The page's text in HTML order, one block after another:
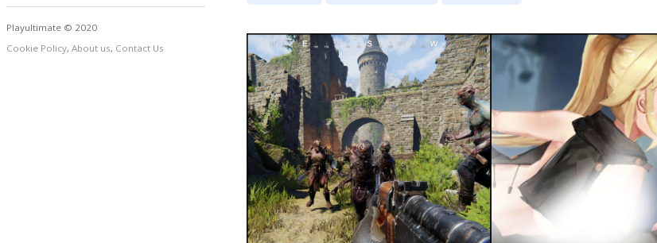
Playultimate © 2020
Cookie Policy, About us, Contact Us